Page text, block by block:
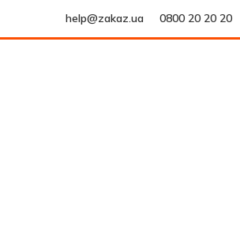
help@zakaz.ua 0800 20 20 20